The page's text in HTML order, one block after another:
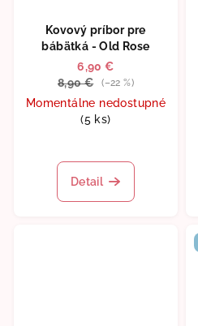
Kovový príbor pre
bábätká - Old Rose
6,90 €
8,90 €
(–22 %)
Momentálne nedostupné
(5 ks)
Detail